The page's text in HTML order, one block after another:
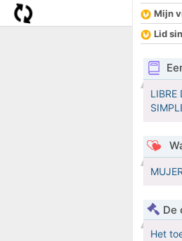
Mijn
Lid
LIBRE
De
Het